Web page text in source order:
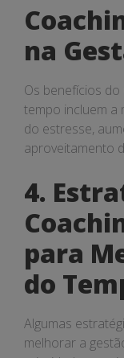
na
Os benefícios
tempo incluem a
do estresse,
aproveitamento
4.
para
do
Algumas
melhorar a